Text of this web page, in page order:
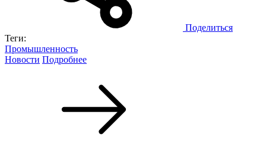
Поделиться
Теги:
Промышленность
Новости Подробнее